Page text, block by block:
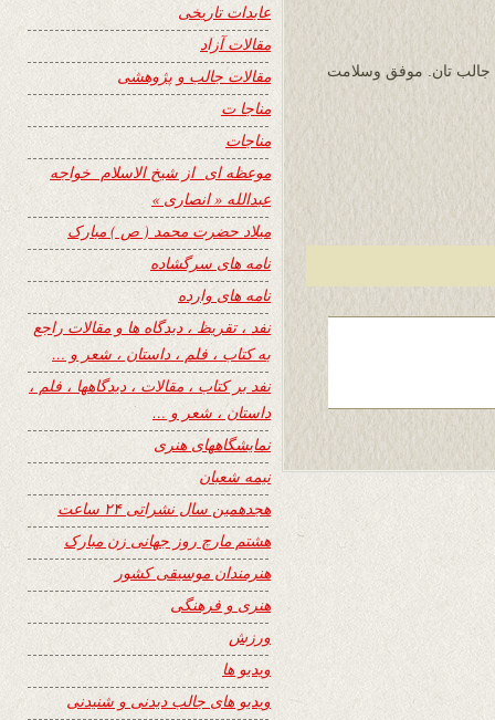
جالب تان. موفق وسلامت
عابدات تاریخی
مقالات آزاد
مقالات جالب و پژوهشی
مناجا ت
مناجات
موعظه ای از شیخ الاسلام خواجه
عبدالله « انصاری »
میلاد حضرت محمد ( ص ) مبارک
نامه های سرگشاده
نامه های وارده
نفد ، تقریظ ، دیدگاه ها و مقالات راجع
به کتاب ، فلم ، داستان ، شعر و …
نفد بر کتاب ، مقالات ، دیدگاهها ، فلم ،
داستان ، شعر و …
نمایشگاههای هنری
نیمه شعبان
هجدهمین سال نشراتی ۲۴ ساعت
هشتم مارچ روز جهانی زن مبارک
هنرمندان موسیقی کشور
هنری و فرهنگی
ورزش
ویدیو ها
ویدیو های جالب دیدنی و شنیدنی